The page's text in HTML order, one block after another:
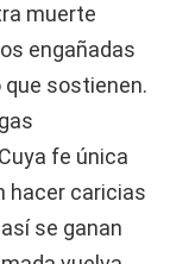
muerte
engañadas
que sostienen.
fe única
hacer caricias
se ganan